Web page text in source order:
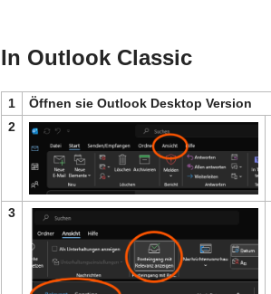
In Outlook Classic
1
Öffnen sie Outlook Desktop Version
2
3